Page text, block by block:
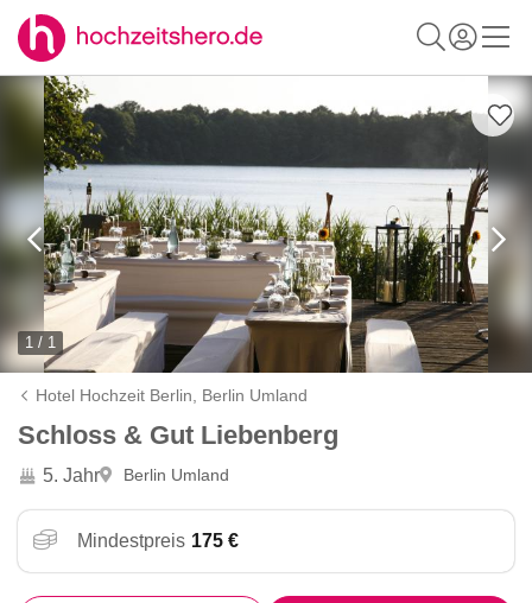
1 / 1
Hotel Hochzeit Berlin, Berlin Umland
Schloss & Gut Liebenberg
5. Jahr Berlin Umland
Mindestpreis 175 €